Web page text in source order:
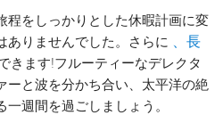
程をしっかりとした休暇計画に変
ありませんでした。さらに
、長
きます!フルーティーなデレクタ
ーと波を分かち合い、太平洋の絶
週間を過ごしましょう。